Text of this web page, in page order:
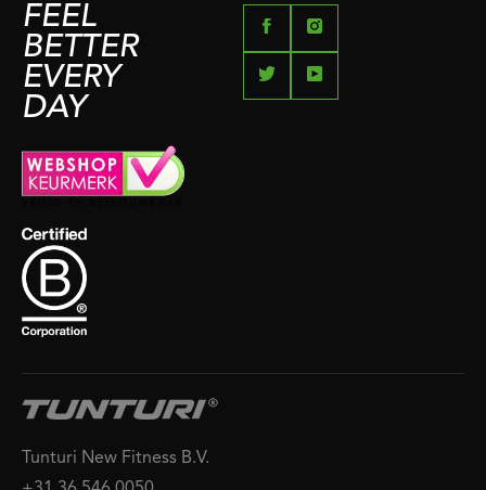
FEEL
BETTER
EVERY
DAY
Tunturi New Fitness B.V.